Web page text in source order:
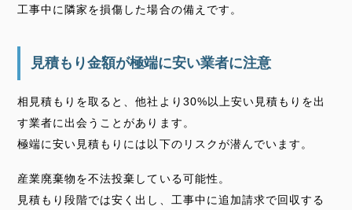
工事中に隣家を損傷した場合の備えです。
見積もり金額が極端に安い業者に注意
相見積もりを取ると、他社より30%以上安い見積もりを出
す業者に出会うことがあります。
極端に安い見積もりには以下のリスクが潜んでいます。
産業廃棄物を不法投棄している可能性。
見積もり段階では安く出し、工事中に追加請求で回収する